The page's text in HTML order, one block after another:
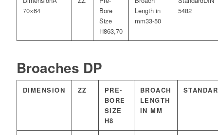
70×64
63,70
33-50
5482
Broaches DP
DIMENSION ZZ
PRE-
BORE
SIZE
H8
BROACH
LENGTH
IN MM